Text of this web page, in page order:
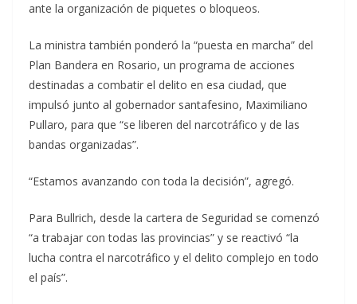
ante la organización de piquetes o bloqueos.
La ministra también ponderó la “puesta en marcha” del
Plan Bandera en Rosario, un programa de acciones
destinadas a combatir el delito en esa ciudad, que
impulsó junto al gobernador santafesino, Maximiliano
Pullaro, para que “se liberen del narcotráfico y de las
bandas organizadas”.
“Estamos avanzando con toda la decisión”, agregó.
Para Bullrich, desde la cartera de Seguridad se comenzó
“a trabajar con todas las provincias” y se reactivó “la
lucha contra el narcotráfico y el delito complejo en todo
el país”.